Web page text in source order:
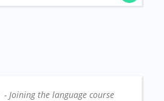
- Joining the language course